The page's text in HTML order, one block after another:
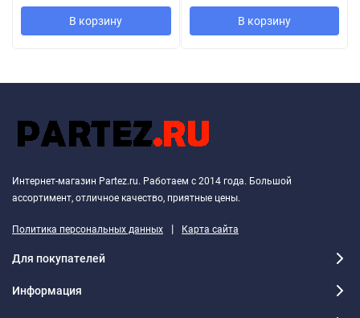
В корзину В корзину
Интернет-магазин Partez.ru. Работаем с 2014 года. Большой
ассортимент, отличное качество, приятные цены.
Политика персональных данных | Карта сайта
Для покупателей
Информация